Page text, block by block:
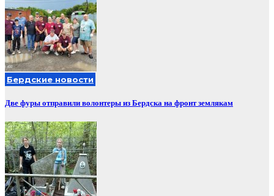
Бердские новости
Две фуры отправили волонтеры из Бердска на фронт землякам